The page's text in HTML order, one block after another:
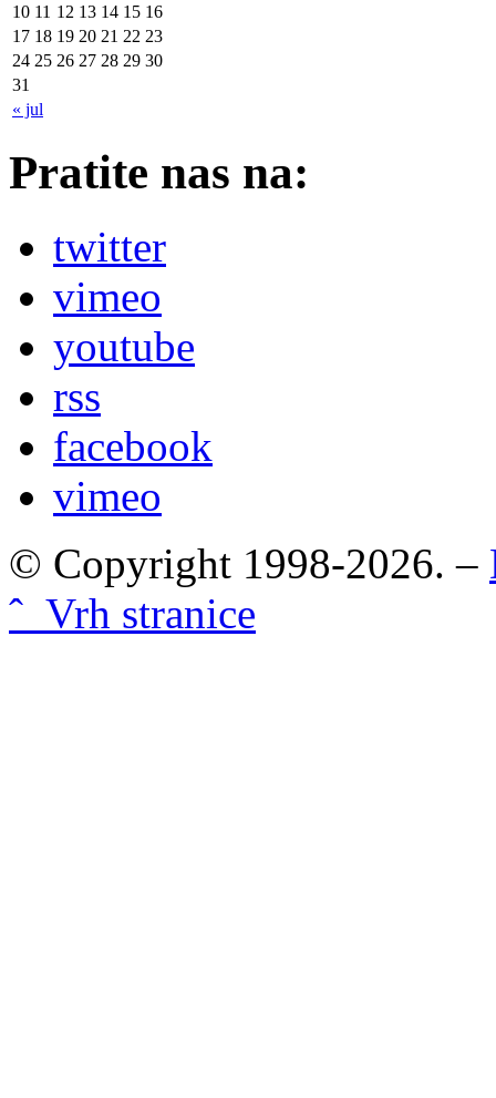
« jul
10 11 12 13 14 15 16
17 18 19 20 21 22 23
24 25 26 27 28 29 30
31
Pratite nas na:
twitter
vimeo
youtube
rss
facebook
vimeo
© Copyright 1998-2026. –
ˆ Vrh stranice